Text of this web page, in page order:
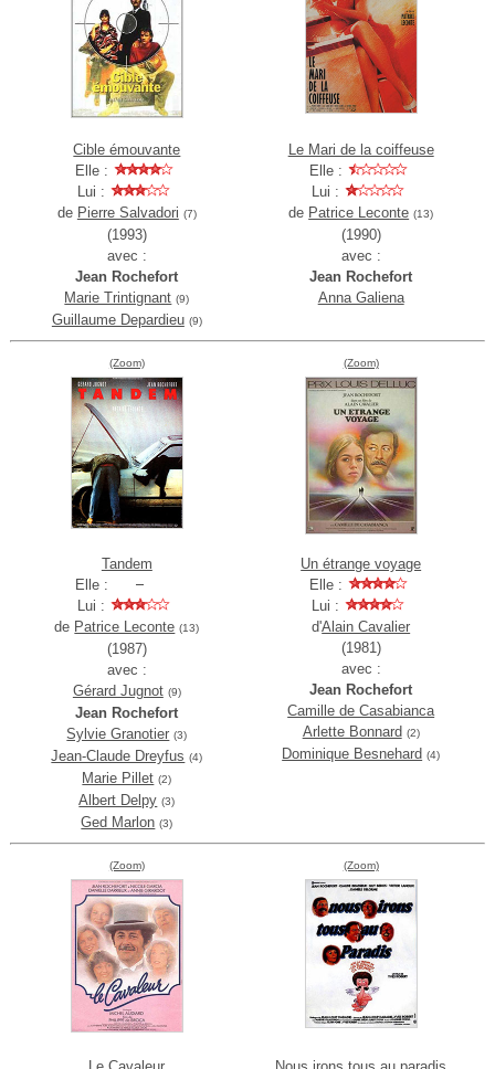
Cible émouvante
Elle :
Lui :
de Pierre Salvadori (7)
(1993)
avec :
Jean Rochefort
Marie Trintignant (9)
Guillaume Depardieu (9)
Le Mari de la coiffeuse
Elle :
Lui :
de Patrice Leconte (13)
(1990)
avec :
Jean Rochefort
Anna Galiena
(Zoom)
Tandem
Elle :
Lui :
de Patrice Leconte (13)
(1987)
avec :
Gérard Jugnot (9)
Jean Rochefort
Sylvie Granotier (3)
Jean-Claude Dreyfus (4)
Marie Pillet (2)
Albert Delpy (3)
Ged Marlon (3)
(Zoom)
Un étrange voyage
Elle :
Lui :
d'Alain Cavalier
(1981)
avec :
Jean Rochefort
Camille de Casabianca
Arlette Bonnard (2)
Dominique Besnehard (4)
(Zoom) (Zoom)